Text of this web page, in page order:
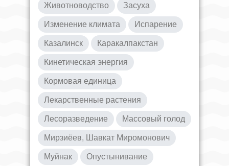
Животноводство Засуха
Изменение климата Испарение
Казалинск Каракалпакстан
Кинетическая энергия
Кормовая единица
Лекарственные растения
Лесоразведение Массовый голод
Мирзиёев, Шавкат Миромонович
Муйнак Опустынивание